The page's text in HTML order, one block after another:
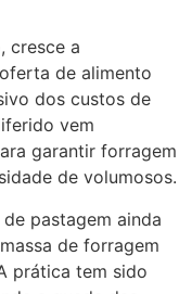
cresce a
de alimento
dos custos de
vem
garantir forragem
de volumosos.
pastagem ainda
de forragem
prática tem sido